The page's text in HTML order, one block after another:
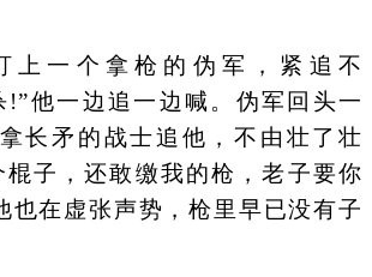
一个拿枪的伪军，紧追不
!”他一边追一边喊。伪军回头一
长矛的战士追他，不由壮了壮
棍子，还敢缴我的枪，老子要你
也在虚张声势，枪里早已没有子